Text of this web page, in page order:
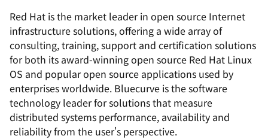
Red Hat is the market leader in open source Internet
infrastructure solutions, offering a wide array of
consulting, training, support and certification solutions
for both its award-winning open source Red Hat Linux
OS and popular open source applications used by
enterprises worldwide. Bluecurve is the software
technology leader for solutions that measure
distributed systems performance, availability and
reliability from the user's perspective.